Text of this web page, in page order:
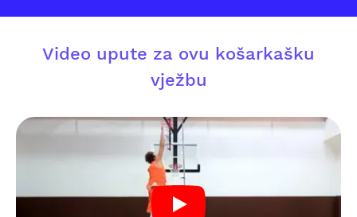
Video upute za ovu košarkašku
vježbu